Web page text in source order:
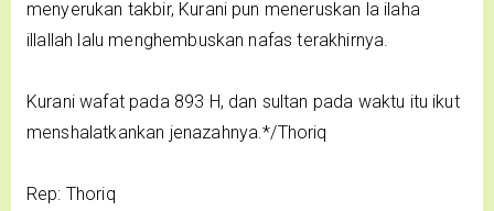
menyerukan takbir, Kurani pun meneruskan la ilaha
illallah lalu menghembuskan nafas terakhirnya.
Kurani wafat pada 893 H, dan sultan pada waktu itu ikut
menshalatkankan jenazahnya.*/Thoriq
Rep: Thoriq